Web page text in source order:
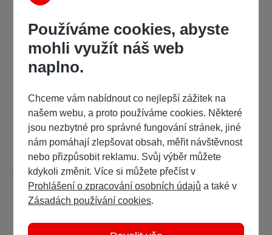
Tim Birkhead
Ptačí smysl
103 Kč/ 165 bodů
Detail Ukázka:
Používáme cookies, abyste
mohli využít náš web
naplno.
Chceme vám nabídnout co nejlepší zážitek na
našem webu, a proto používáme cookies. Některé
jsou nezbytné pro správné fungování stránek, jiné
nám pomáhají zlepšovat obsah, měřit návštěvnost
nebo přizpůsobit reklamu. Svůj výběr můžete
kdykoli změnit. Více si můžete přečíst v
Prohlášení o zpracování osobních údajů a také v
Zásadách používání cookies.